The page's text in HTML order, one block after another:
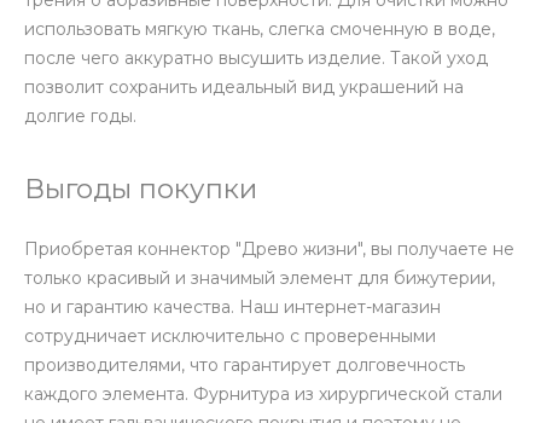
использовать мягкую ткань, слегка смоченную в воде,
после чего аккуратно высушить изделие. Такой уход
позволит сохранить идеальный вид украшений на
долгие годы.
Выгоды покупки
Приобретая коннектор "Древо жизни", вы получаете не
только красивый и значимый элемент для бижутерии,
но и гарантию качества. Наш интернет-магазин
сотрудничает исключительно с проверенными
производителями, что гарантирует долговечность
каждого элемента. Фурнитура из хирургической стали